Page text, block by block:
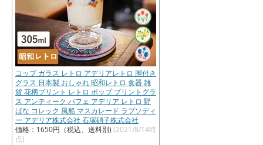
コップ ガラス レトロ アデリアレトロ 脚付き
グラス 日本製 おしゃれ 昭和レトロ 食器 雑
貨 花柄プリント レトロ ポップ プリントグラ
ス アンティーク パフェ アデリア レトロ 野
ばな コレック 風船 マスカレード ラプソディ
ー アデリア株式会社 石塚硝子株式会社
価格：1650円（税込、送料別) (2021/8/14時
点)